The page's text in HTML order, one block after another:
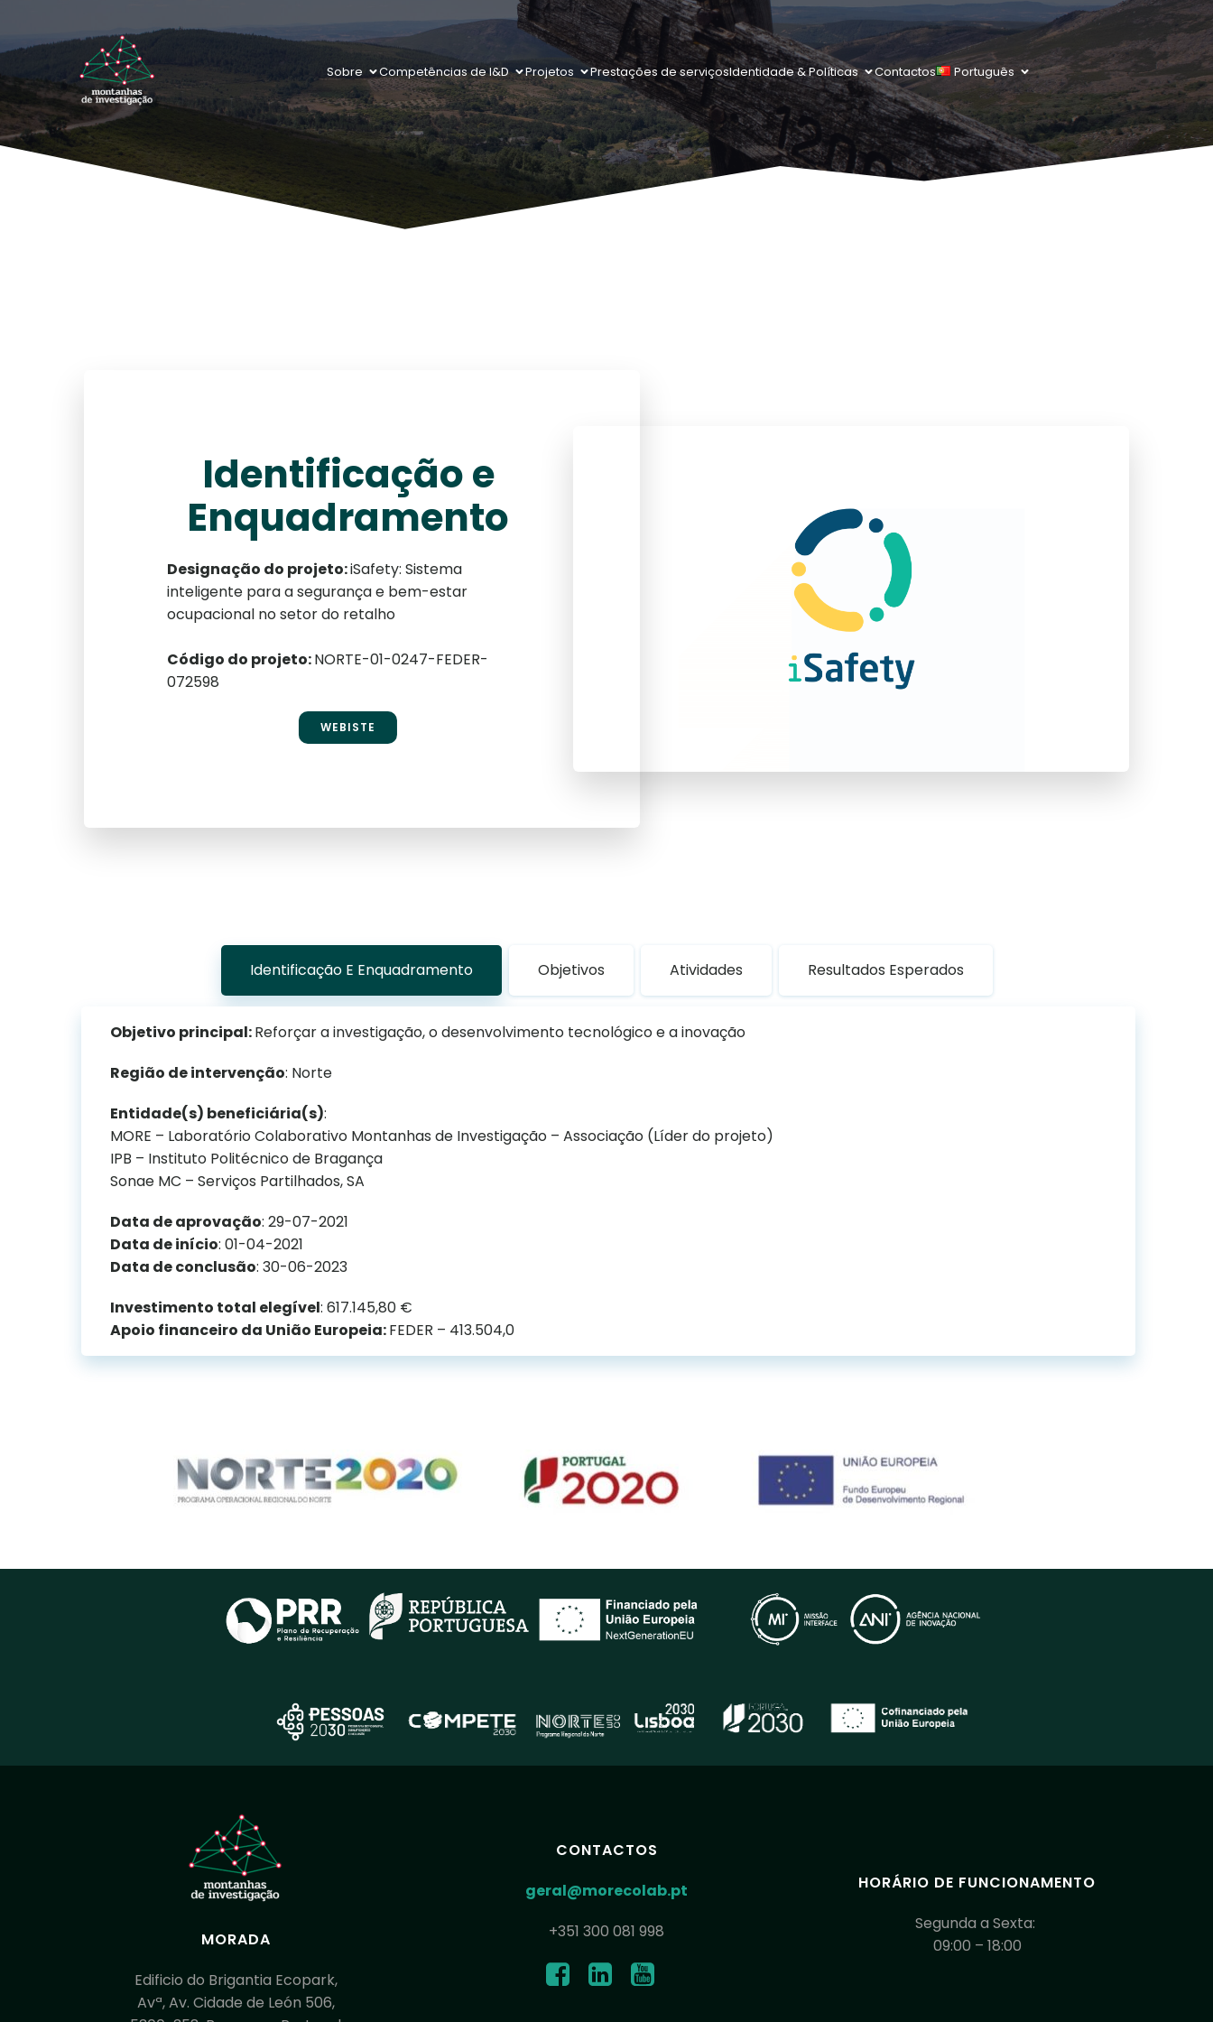
Sobre Competências de I&D Projetos Prestações de serviçosIdentidade & Políticas Contactos Português
Identificação e
Enquadramento
Designação do projeto:iSafety: Sistema
inteligente para a segurança e bem-estar
ocupacional no setor do retalho
Código do projeto:NORTE-01-0247-FEDER-
072598
WEBISTE
Identificação E Enquadramento Objetivos Atividades Resultados Esperados
Objetivo principal:Reforçar a investigação, o desenvolvimento tecnológico e a inovação
Região de intervenção: Norte
Entidade(s) beneficiária(s):
MORE – Laboratório Colaborativo Montanhas de Investigação – Associação (Líder do projeto)
IPB – Instituto Politécnico de Bragança
Sonae MC – Serviços Partilhados, SA
Data de aprovação: 29-07-2021
Data de início: 01-04-2021
Data de conclusão: 30-06-2023
Investimento total elegível: 617.145,80 €
Apoio financeiro da União Europeia:FEDER – 413.504,0
MORADA
Edificio do Brigantia Ecopark,
Avª, Av. Cidade de León 506,
CONTACTOS
geral@morecolab.pt
+351 300 081 998
HORÁRIO DE FUNCIONAMENTO
Segunda a Sexta:
09:00 – 18:00